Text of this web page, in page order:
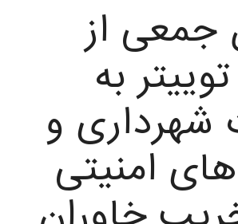
جمعی از
به
شهرداری و
امنیتی